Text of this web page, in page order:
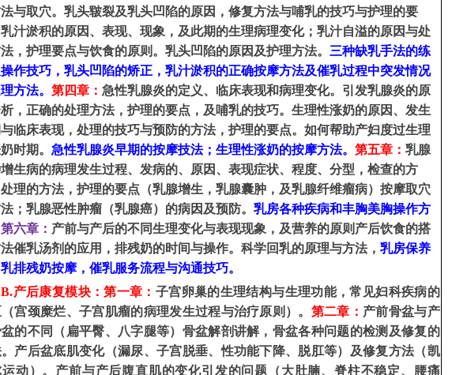
与取穴。乳头皲裂及乳头凹陷的原因，修复方法与哺乳的技巧与护理的要
乳汁淤积的原因 、表现、现象，及此期的生理病理变化；乳汁自溢的原因与处
，护理要点与饮食的原则。乳头凹陷的原因及护理方法。 三种缺乳手法的练
作技巧，乳头凹陷的矫正，乳汁淤积的正确按摩方法及催乳过程中突发情况
方法。第四章：急性乳腺炎的定义、临床表现和病理变化。 引发乳腺炎的原
析，正确的处理方法，护理的要点，及哺乳的技巧。生理性涨奶的原因 、 发生
临床表现，处理的技巧与预防的方法，护理的要点。如何帮助产妇度过生理
时期。急性乳腺炎早期的按摩技法；生理性涨奶的按摩方法。第五章：乳腺
生病的病理发生过程、 发病的、 原因 、表现症状、程度、分型，检查的方
理的方法，护理的要点（乳腺增生，乳腺囊肿，及乳腺纤维瘤病）按摩取穴
；乳腺恶性肿瘤（乳腺癌）的病因及预防。乳房各种疾病和丰胸美胸操作方
第六章： 产前与产后的不同生理变化与表现现象，及营养的原则产后饮食的搭
催乳汤剂的应用，排残奶的时间与操作。科学回乳的原理与方法，乳房保养
排残奶按摩 ，催乳服务流程与沟通技巧。
B.产后康复模块：第一章： 子宫卵巢的生理结构与生理功能，常见妇科疾病的
宫颈糜烂、 子宫肌瘤的病理发生过程与治疗原则）。 第二章： 产前骨盆与产
的不同（扁平臀、 八字腿等） 骨盆解剖讲解， 骨盆各种问题的检测及修复的
产后盆底肌变化（漏尿、 子宫脱垂、性功能下降、 脱肛等）及修复方法（凯
动）。产前与产后腹直肌的变化引发的问题（大肚腩、脊柱不稳定、 腰痛